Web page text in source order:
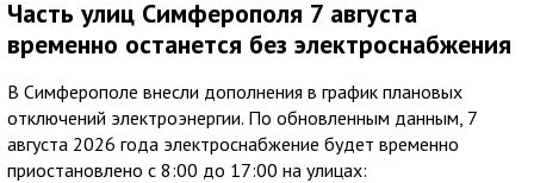
Часть улиц Симферополя 7 августа
временно останется без электроснабжения
В Симферополе внесли дополнения в график плановых
отключений электроэнергии. По обновленным данным, 7
августа 2026 года электроснабжение будет временно
приостановлено с 8:00 до 17:00 на улицах: